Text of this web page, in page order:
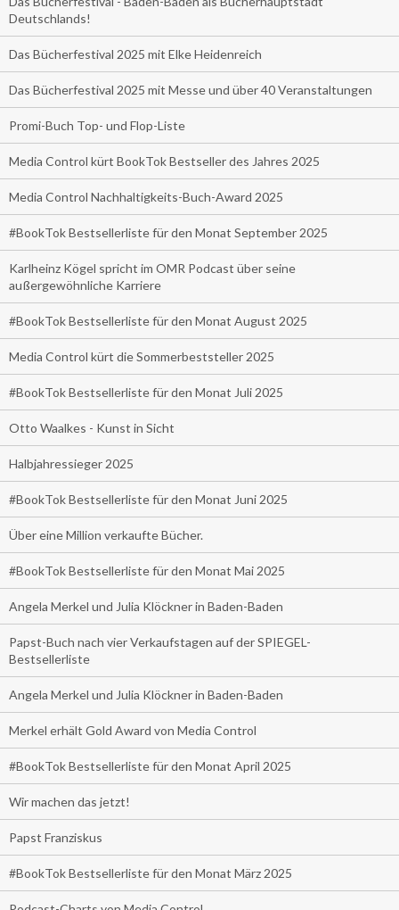
Deutschlands!
Das Bücherfestival 2025 mit Elke Heidenreich
Das Bücherfestival 2025 mit Messe und über 40 Veranstaltungen
Promi-Buch Top- und Flop-Liste
Media Control kürt BookTok Bestseller des Jahres 2025
Media Control Nachhaltigkeits-Buch-Award 2025
#BookTok Bestsellerliste für den Monat September 2025
Karlheinz Kögel spricht im OMR Podcast über seine
außergewöhnliche Karriere
#BookTok Bestsellerliste für den Monat August 2025
Media Control kürt die Sommerbeststeller 2025
#BookTok Bestsellerliste für den Monat Juli 2025
Otto Waalkes - Kunst in Sicht
Halbjahressieger 2025
#BookTok Bestsellerliste für den Monat Juni 2025
Über eine Million verkaufte Bücher.
#BookTok Bestsellerliste für den Monat Mai 2025
Angela Merkel und Julia Klöckner in Baden-Baden
Papst-Buch nach vier Verkaufstagen auf der SPIEGEL-
Bestsellerliste
Angela Merkel und Julia Klöckner in Baden-Baden
Merkel erhält Gold Award von Media Control
#BookTok Bestsellerliste für den Monat April 2025
Wir machen das jetzt!
Papst Franziskus
#BookTok Bestsellerliste für den Monat März 2025